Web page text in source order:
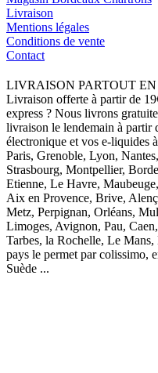
Livraison
Mentions légales
Conditions de vente
Contact
LIVRAISON PARTOUT
Livraison offerte à partir de
express ? Nous livrons
livraison le lendemain à partir
électronique et vos e-liquides
Paris, Grenoble, Lyon,
Strasbourg, Montpellier,
Etienne, Le Havre,
Aix en Provence, Brive,
Metz, Perpignan, Orléans,
Limoges, Avignon, Pau,
Tarbes, la Rochelle, Le
pays le permet par colissimo,
Suède ...